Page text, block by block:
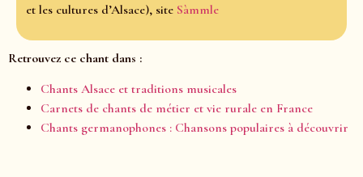
et les cultures d’Alsace), site Sàmmle
Retrouvez ce chant dans :
Chants Alsace et traditions musicales
Carnets de chants de métier et vie rurale en France
Chants germanophones : Chansons populaires à découvrir